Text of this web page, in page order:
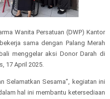
Wanita Persatuan (DWP) Kantor
sama dengan Palang Merah
menggelar aksi Donor Darah di
17 April 2025.
Selamatkan Sesama”, kegiatan ini
hal ini membantu ketersediaan